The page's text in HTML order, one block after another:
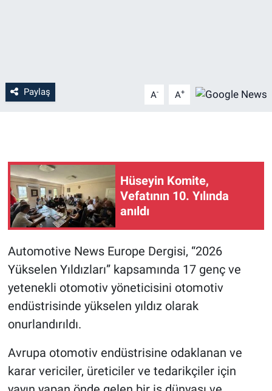
Paylaş A- A+
Hüseyin Komite,
Vefatının 10. Yılında
anıldı
Automotive News Europe Dergisi, “2026
Yükselen Yıldızları” kapsamında 17 genç ve
yetenekli otomotiv yöneticisini otomotiv
endüstrisinde yükselen yıldız olarak
onurlandırıldı.
Avrupa otomotiv endüstrisine odaklanan ve
karar vericiler, üreticiler ve tedarikçiler için